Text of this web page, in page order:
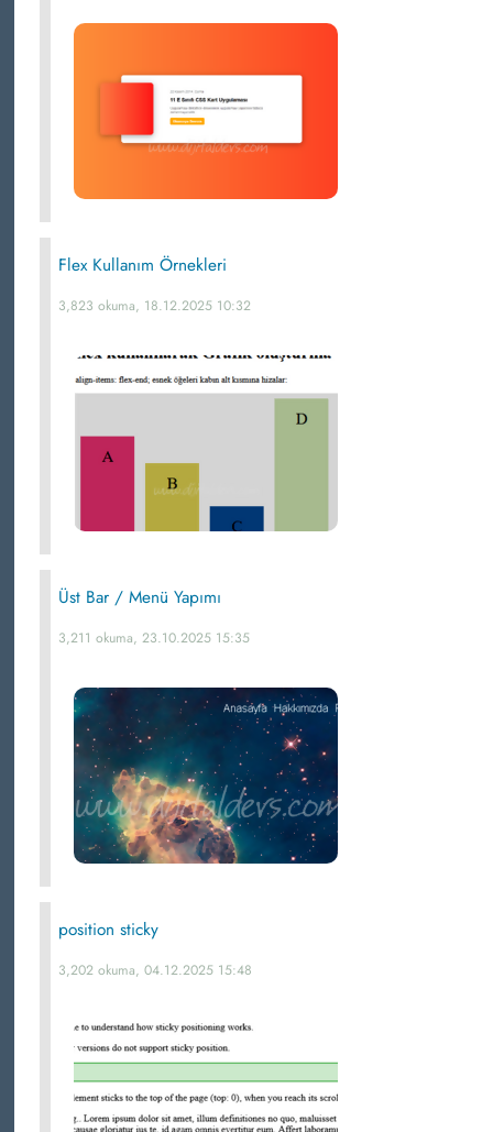
Flex Kullanım Örnekleri
3,823 okuma, 18.12.2025 10:32
Üst Bar / Menü Yapımı
3,211 okuma, 23.10.2025 15:35
position sticky
3,202 okuma, 04.12.2025 15:48